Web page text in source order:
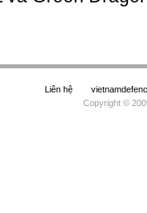
Liên hệ
Copyright ©